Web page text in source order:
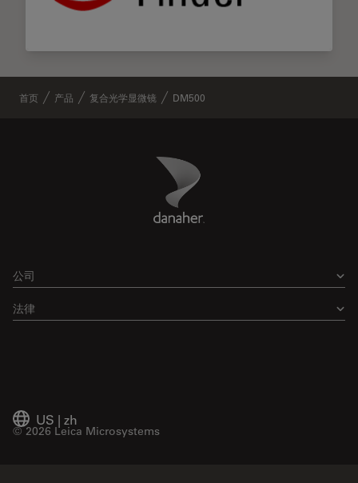
首页 产品 复合光学显微镜 DM500
Danaher Logo
公司
法律
US | zh
© 2026 Leica Microsystems